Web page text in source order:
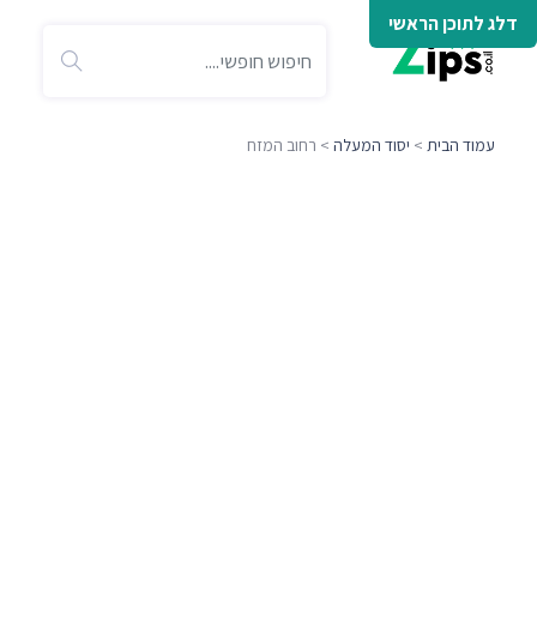
דלג לתוכן הראשי
עמוד הבית > יסוד המעלה > רחוב המזח